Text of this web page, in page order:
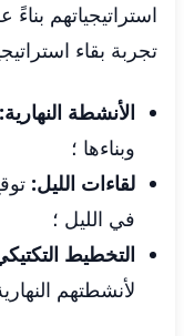
استراتيجياتهم
تجربة بقاء
الأنشطة النهارية:
وبناءها ؛
لقاءات الليل:
في الليل ؛
التخطيط
لأنشطتهم